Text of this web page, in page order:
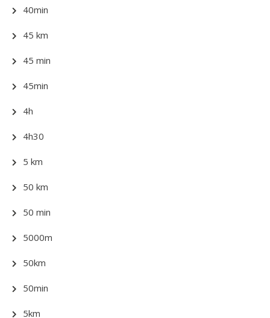
40min
45 km
45 min
45min
4h
4h30
5 km
50 km
50 min
5000m
50km
50min
5km